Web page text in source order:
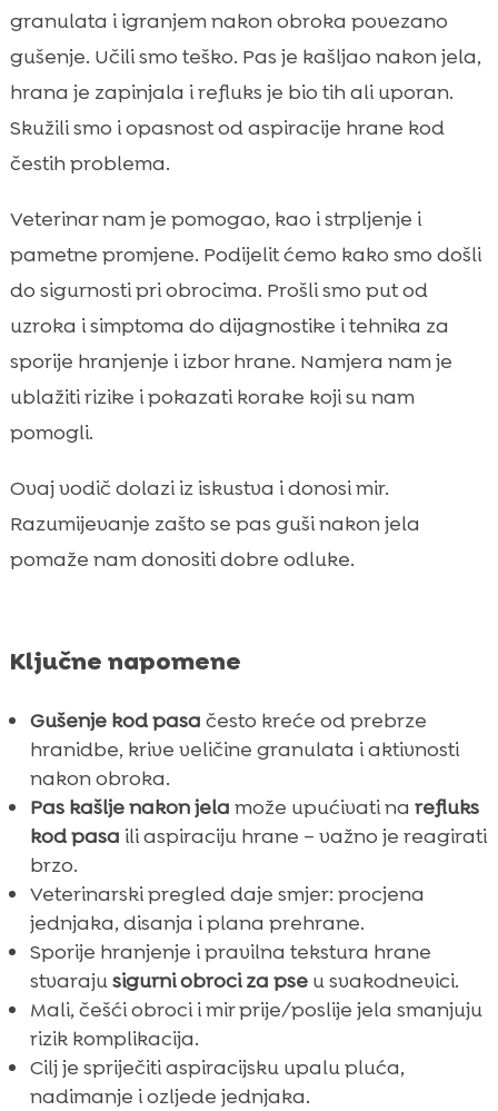
 Veterinarska dijagnostika i što očekivati na
pregledu
Tehnike sporijeg hranjenja za sigurne
obroke
Pravilna veličina i tekstura hrane za
različite pasmine
Uloga hipoalergene prehrane i eliminacija
Naša preporuka: CricksyDog kao siguran
izbor za osjetljive pse
 Rutina prije i nakon obroka koja smanjuje
rizik

Trening i ponašanje: kako usporiti
proždrljivce
 Praćenje zdravlja i dugoročna prevencija
 Zaključak
 FAQ
granulata i igranjem nakon obroka povezano
gušenje. Učili smo teško. Pas je kašljao nakon jela,
hrana je zapinjala i refluks je bio tih ali uporan.
Skužili smo i opasnost od aspiracije hrane kod
čestih problema.
Veterinar nam je pomogao, kao i strpljenje i
pametne promjene. Podijelit ćemo kako smo došli
do sigurnosti pri obrocima. Prošli smo put od
uzroka i simptoma do dijagnostike i tehnika za
sporije hranjenje i izbor hrane. Namjera nam je
ublažiti rizike i pokazati korake koji su nam
pomogli.
Ovaj vodič dolazi iz iskustva i donosi mir.
Razumijevanje zašto se pas guši nakon jela
pomaže nam donositi dobre odluke.
Ključne napomene
Gušenje kod pasa često kreće od prebrze
hranidbe, krive veličine granulata i aktivnosti
nakon obroka.
Pas kašlje nakon jela može upućivati na refluks
kod pasa ili aspiraciju hrane – važno je reagirati
brzo.
Veterinarski pregled daje smjer: procjena
jednjaka, disanja i plana prehrane.
Sporije hranjenje i pravilna tekstura hrane
stvarajusigurni obroci za pseu svakodnevici.
Mali, češći obroci i mir prije/poslije jela smanjuju
rizik komplikacija.
Cilj je spriječiti aspiracijsku upalu pluća,
nadimanje i ozljede jednjaka.